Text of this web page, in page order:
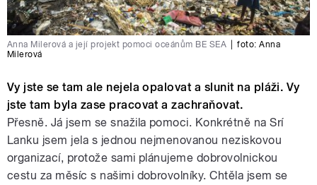
Anna Milerová a její projekt pomoci oceánům BE SEA foto:Anna
Milerová
Vy jste se tam ale nejela opalovat a slunit na pláži. Vy
jste tam byla zase pracovat a zachraňovat.
Přesně. Já jsem se snažila pomoci. Konkrétně na Srí
Lanku jsem jela s jednou nejmenovanou neziskovou
organizací, protože sami plánujeme dobrovolnickou
cestu za měsíc s našimi dobrovolníky. Chtěla jsem se